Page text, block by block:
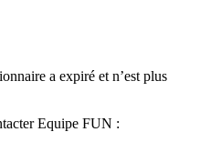
a expiré et n’est plus
Equipe FUN :